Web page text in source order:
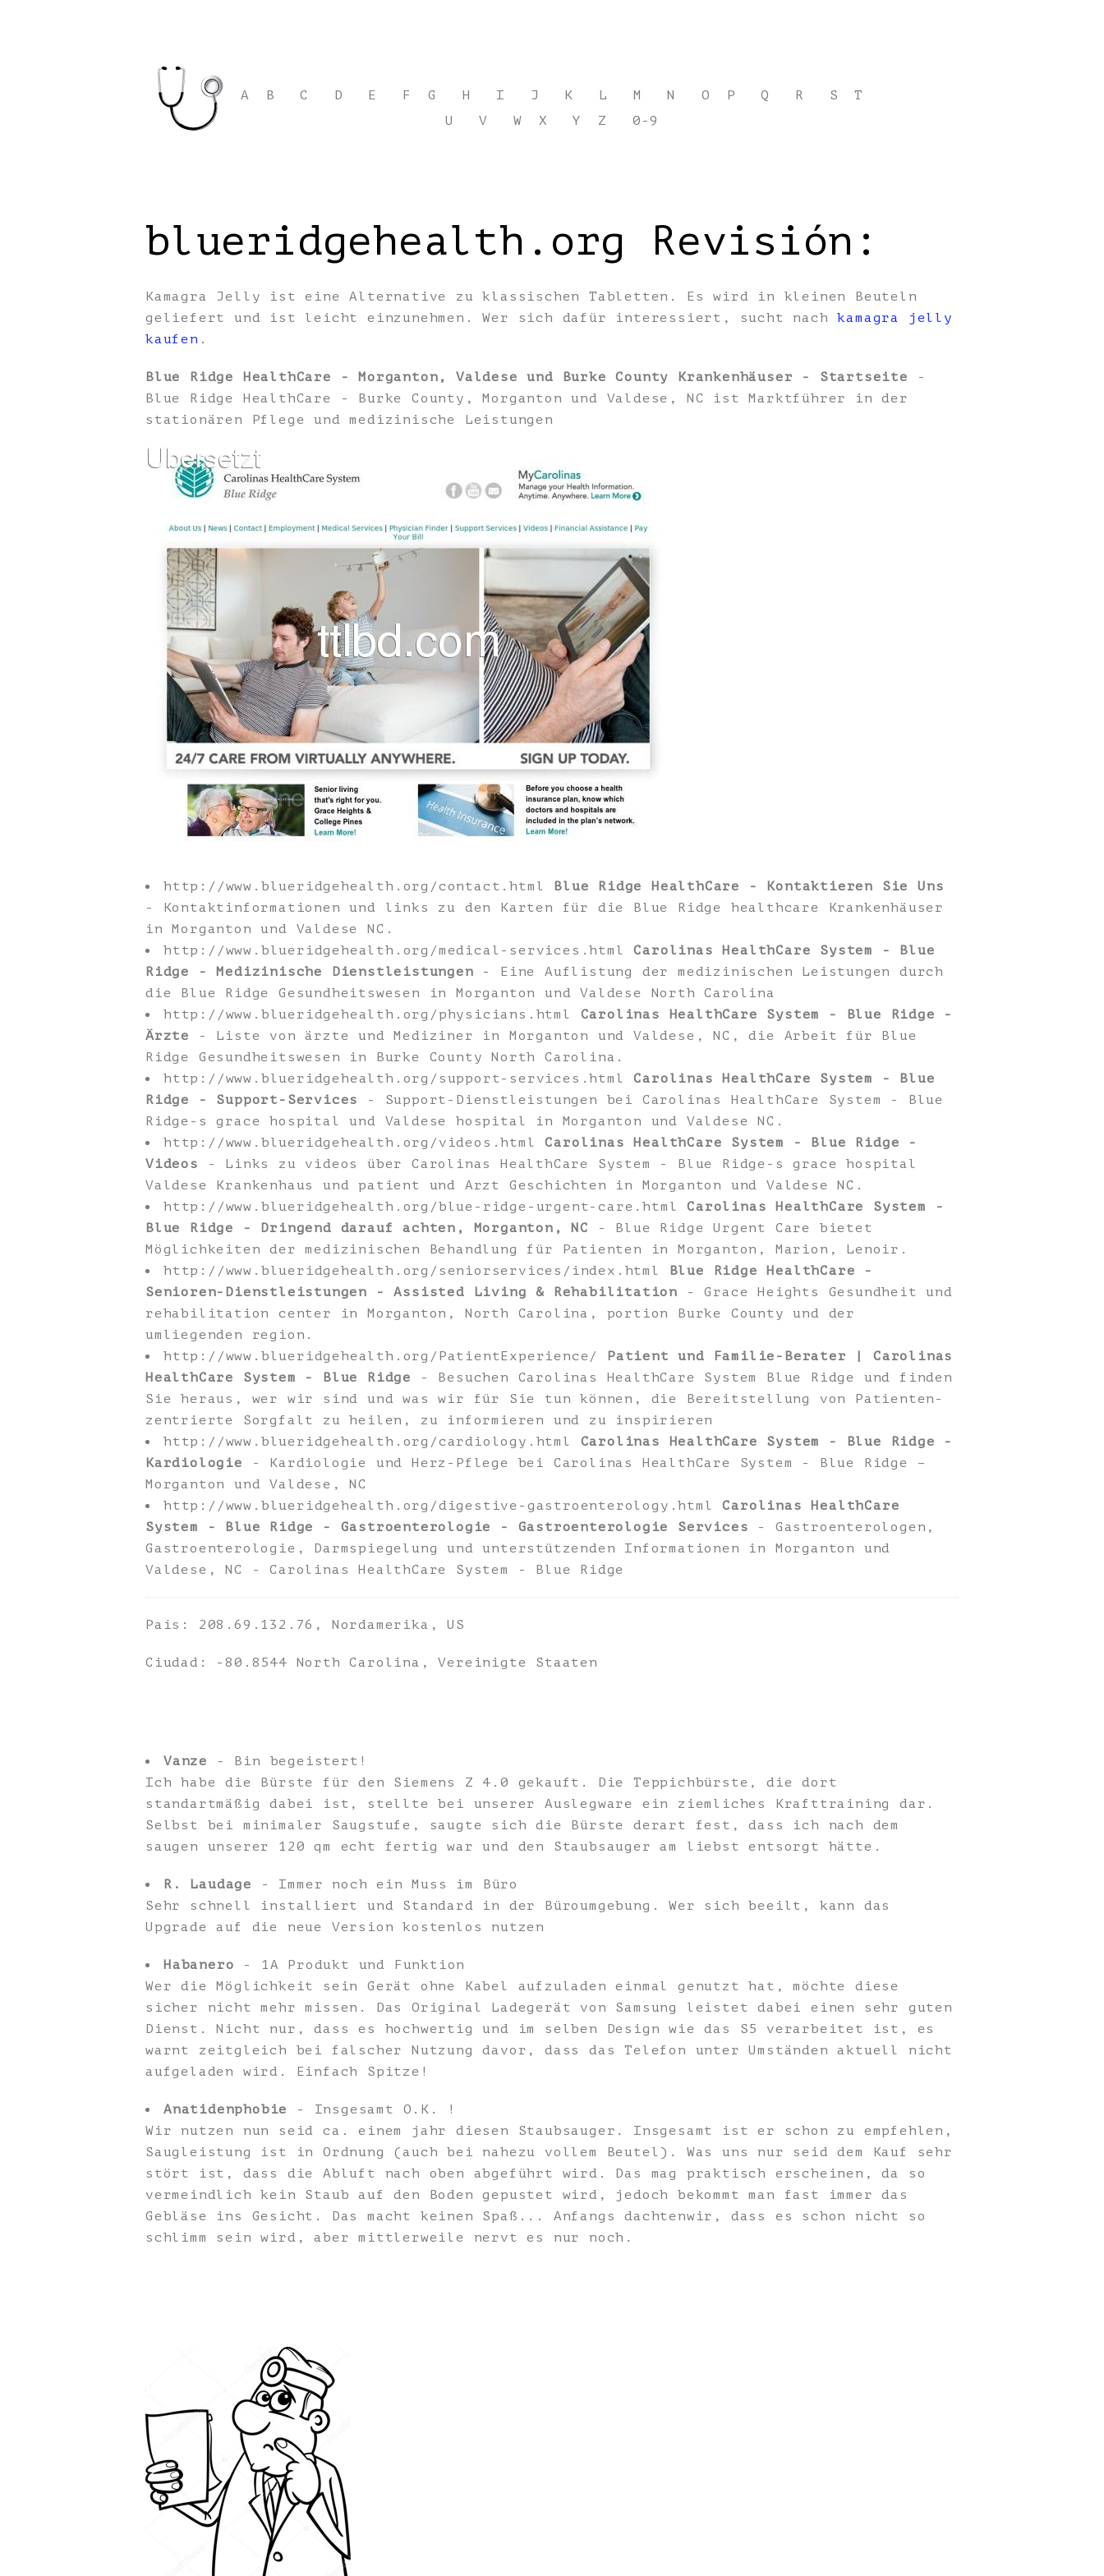
A B C D E F G H I J K L M N O P Q R S
T
U
V W X Y Z 0-9
blueridgehealth.org Revisión:
Kamagra Jelly ist eine Alternative zu klassischen Tabletten. Es wird in kleinen Beuteln
geliefert und ist leicht einzunehmen. Wer sich dafür interessiert, sucht nachkamagra jelly
kaufen .
Blue Ridge HealthCare - Morganton, Valdese und Burke County Krankenhäuser - Startseite
-
Blue Ridge HealthCare - Burke County, Morganton und Valdese, NC ist Marktführer in der
stationären Pflege und medizinische Leistungen
http://www.blueridgehealth.org/contact.html Blue Ridge HealthCare - Kontaktieren Sie Uns
- Kontaktinformationen und links zu den Karten für die Blue Ridge healthcare Krankenhäuser
in Morganton und Valdese NC.
http://www.blueridgehealth.org/medical-services.htmlCarolinas HealthCare System - Blue
Ridge - Medizinische Dienstleistungen - Eine Auflistung der medizinischen Leistungen durch
die Blue Ridge Gesundheitswesen in Morganton und Valdese North Carolina
http://www.blueridgehealth.org/physicians.html Carolinas HealthCare System - Blue Ridge -
Ärzte
- Liste von ärzte und Mediziner in Morganton und Valdese, NC, die Arbeit für Blue
Ridge Gesundheitswesen in Burke County North Carolina.
http://www.blueridgehealth.org/support-services.htmlCarolinas HealthCare System - Blue
Ridge - Support-Services
- Support-Dienstleistungen bei Carolinas HealthCare System - Blue
Ridge-s grace hospital und Valdese hospital in Morganton und Valdese NC.
http://www.blueridgehealth.org/videos.htmlCarolinas HealthCare System - Blue Ridge -
Videos
- Links zu videos über Carolinas HealthCare System - Blue Ridge-s grace hospital
Valdese Krankenhaus und patient und Arzt Geschichten in Morganton und Valdese NC.
http://www.blueridgehealth.org/blue-ridge-urgent-care.htmlCarolinas HealthCare System -
Blue Ridge - Dringend darauf achten, Morganton, NC
- Blue Ridge Urgent Care bietet
Möglichkeiten der medizinischen Behandlung für Patienten in Morganton, Marion, Lenoir.
http://www.blueridgehealth.org/seniorservices/index.html
Blue Ridge HealthCare -
Senioren-Dienstleistungen - Assisted Living & Rehabilitation - Grace Heights Gesundheit und
rehabilitation center in Morganton, North Carolina, portion Burke County und der
umliegenden region.
http://www.blueridgehealth.org/PatientExperience/
Patient und Familie-Berater | Carolinas
HealthCare System - Blue Ridge
- Besuchen Carolinas HealthCare System Blue Ridge und finden
Sie heraus, wer wir sind und was wir für Sie tun können, die Bereitstellung von Patienten-
zentrierte Sorgfalt zu heilen, zu informieren und zu inspirieren
http://www.blueridgehealth.org/cardiology.html Carolinas HealthCare System - Blue Ridge -
Kardiologie
- Kardiologie und Herz-Pflege bei Carolinas HealthCare System - Blue Ridge –
Morganton und Valdese, NC
http://www.blueridgehealth.org/digestive-gastroenterology.htmlCarolinas HealthCare
System - Blue Ridge - Gastroenterologie - Gastroenterologie Services - Gastroenterologen,
Gastroenterologie, Darmspiegelung und unterstützenden Informationen in Morganton und
Valdese, NC - Carolinas HealthCare System - Blue Ridge
País: 208.69.132.76, Nordamerika, US
Ciudad: -80.8544 North Carolina, Vereinigte Staaten
Vanze
- Bin begeistert!
Ich habe die Bürste für den Siemens Z 4.0 gekauft. Die Teppichbürste, die dort
standartmäßig dabei ist, stellte bei unserer Auslegware ein ziemliches Krafttraining dar.
Selbst bei minimaler Saugstufe, saugte sich die Bürste derart fest, dass ich nach dem
saugen unserer 120 qm echt fertig war und den Staubsauger am liebst entsorgt hätte.
R. Laudage
- Immer noch ein Muss im Büro
Sehr schnell installiert und Standard in der Büroumgebung. Wer sich beeilt, kann das
Upgrade auf die neue Version kostenlos nutzen
Habanero - 1A Produkt und Funktion
Wer die Möglichkeit sein Gerät ohne Kabel aufzuladen einmal genutzt hat, möchte diese
sicher nicht mehr missen. Das Original Ladegerät von Samsung leistet dabei einen sehr guten
Dienst. Nicht nur, dass es hochwertig und im selben Design wie das S5 verarbeitet ist, es
warnt zeitgleich bei falscher Nutzung davor, dass das Telefon unter Umständen aktuell nicht
aufgeladen wird. Einfach Spitze!
Anatidenphobie
- Insgesamt O.K. !
Wir nutzen nun seid ca. einem jahr diesen Staubsauger. Insgesamt ist er schon zu empfehlen,
Saugleistung ist in Ordnung (auch bei nahezu vollem Beutel). Was uns nur seid dem Kauf sehr
stört ist, dass die Abluft nach oben abgeführt wird. Das mag praktisch erscheinen, da so
vermeindlich kein Staub auf den Boden gepustet wird, jedoch bekommt man fast immer das
Gebläse ins Gesicht. Das macht keinen Spaß... Anfangs dachtenwir, dass es schon nicht so
schlimm sein wird, aber mittlerweile nervt es nur noch.